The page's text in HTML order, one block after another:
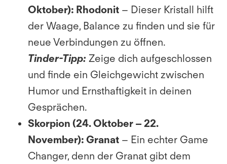
Oktober): Rhodonit – Dieser Kristall hilft
der Waage, Balance zu finden und sie für
neue Verbindungen zu öffnen.
Tinder-Tipp: Zeige dich aufgeschlossen
und finde ein Gleichgewicht zwischen
Humor und Ernsthaftigkeit in deinen
Gesprächen.
Skorpion (24. Oktober – 22.
November): Granat – Ein echter Game
Changer, denn der Granat gibt dem